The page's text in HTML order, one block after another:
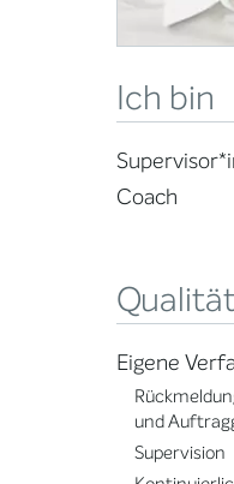
Ich bin
Coach
Eigene
und
Supervision